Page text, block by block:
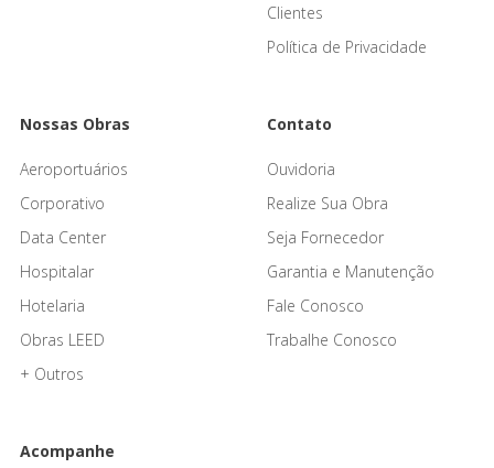
Clientes
Política de Privacidade
Nossas Obras
Aeroportuários
Corporativo
Data Center
Hospitalar
Hotelaria
Obras LEED
+ Outros
Contato
Ouvidoria
Realize Sua Obra
Seja Fornecedor
Garantia e Manutenção
Fale Conosco
Trabalhe Conosco
Acompanhe